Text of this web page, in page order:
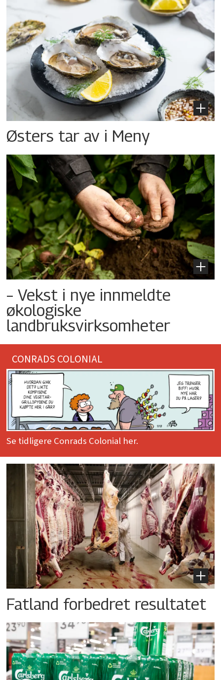
Østers tar av i Meny
– Vekst i nye innmeldte
økologiske
landbruksvirksomheter
CONRADS COLONIAL
Se tidligere Conrads Colonial her.
Fatland forbedret resultatet